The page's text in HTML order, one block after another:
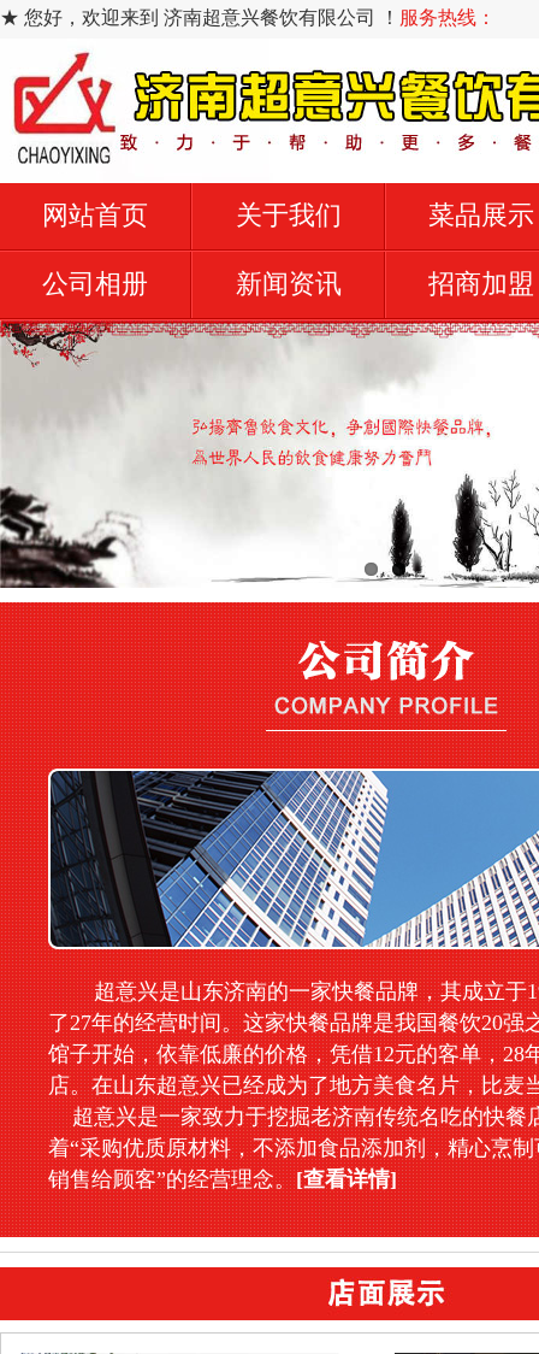
★ 您好，欢迎来到 济南超意兴餐饮有限公司 ！ 服务热线：
网站首页 关于我们 菜品展示
公司相册 新闻资讯 招商加盟
超意兴是山东济南的一家快餐品牌，其成立于
了27年的经营时间。这家快餐品牌是我国餐饮20强
馆子开始，依靠低廉的价格，凭借12元的客单，28
店。在山东超意兴已经成为了地方美食名片，比麦
超意兴是一家致力于挖掘老济南传统名吃的快餐
着“采购优质原材料，不添加食品添加剂，精心烹
销售给顾客”的经营理念。[查看详情]